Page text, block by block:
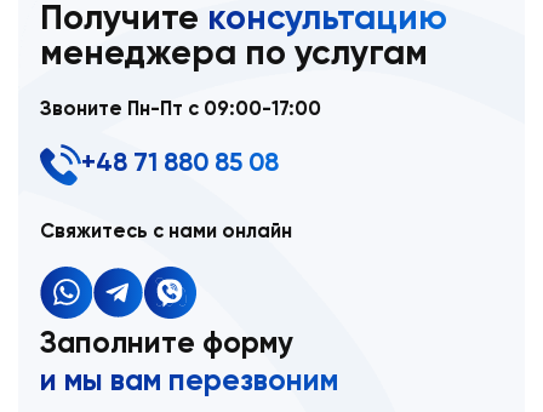
Получите консультацию
менеджера по услугам
Звоните Пн-Пт с 09:00-17:00
+48 71 880 85 08
Свяжитесь с нами онлайн
Заполните форму
и мы вам перезвоним